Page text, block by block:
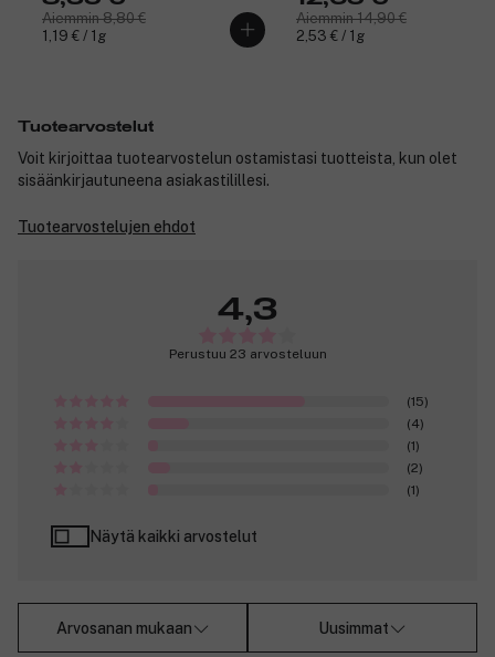
Aiemmin 8,80 €
1,19 € / 1g
Aiemmin 14,90 €
2,53 € / 1g
Tuotearvostelut
Voit kirjoittaa tuotearvostelun ostamistasi tuotteista, kun olet
sisäänkirjautuneena asiakastilillesi.
Tuotearvostelujen ehdot
4,3
Perustuu 23 arvosteluun
(15)
(4)
(1)
(2)
(1)
Näytä kaikki arvostelut
Arvosanan mukaan Uusimmat